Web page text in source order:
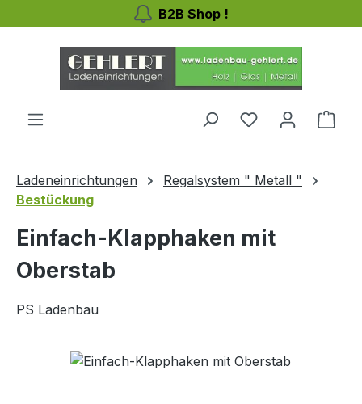
Zum Hauptinhalt springenB2B Shop !
Ladeneinrichtungen
Regalsystem " Metall "
Bestückung
Einfach-Klapphaken mit
Oberstab
PS Ladenbau